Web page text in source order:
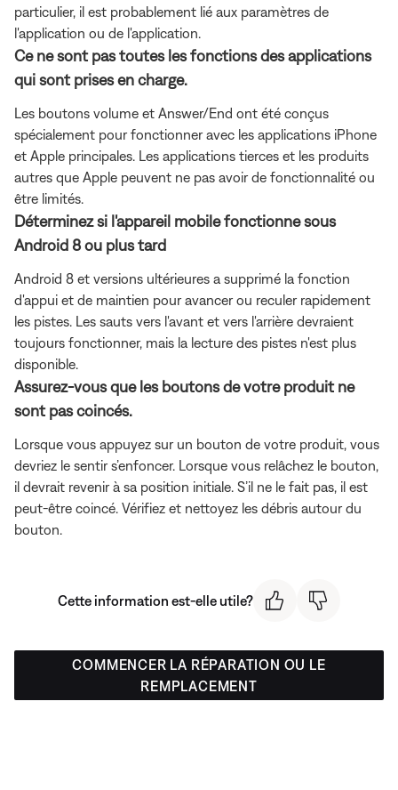
particulier, il est probablement lié aux paramètres de
l'application ou de l'application.
Ce ne sont pas toutes les fonctions des applications
qui sont prises en charge.
Les boutons volume et Answer/End ont été conçus
spécialement pour fonctionner avec les applications iPhone
et Apple principales. Les applications tierces et les produits
autres que Apple peuvent ne pas avoir de fonctionnalité ou
être limités.
Déterminez si l'appareil mobile fonctionne sous
Android 8 ou plus tard
Android 8 et versions ultérieures a supprimé la fonction
d'appui et de maintien pour avancer ou reculer rapidement
les pistes. Les sauts vers l'avant et vers l'arrière devraient
toujours fonctionner, mais la lecture des pistes n'est plus
disponible.
Assurez-vous que les boutons de votre produit ne
sont pas coincés.
Lorsque vous appuyez sur un bouton de votre produit, vous
devriez le sentir s’enfoncer. Lorsque vous relâchez le bouton,
il devrait revenir à sa position initiale. S’il ne le fait pas, il est
peut-être coincé. Vérifiez et nettoyez les débris autour du
bouton.
Cette information est-elle utile?
COMMENCER LA RÉPARATION OU LE
REMPLACEMENT